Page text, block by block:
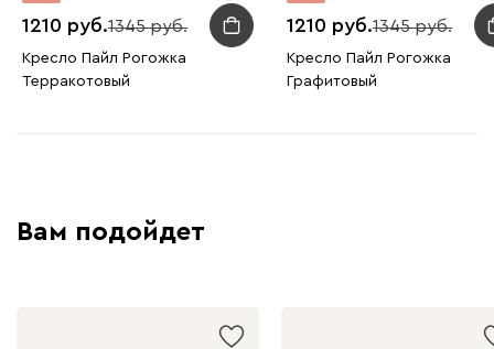
1210 1345
Кресло Пайл Рогожка
Терракотовый
1210 1345
Кресло Пайл Рогожка
Графитовый
Вам подойдет